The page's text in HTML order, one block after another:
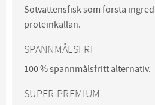
Sötvattensfisk som första
proteinkällan.
SPANNMÅLSFRI
100 % spannmålsfritt alternativ.
SUPER PREMIUM